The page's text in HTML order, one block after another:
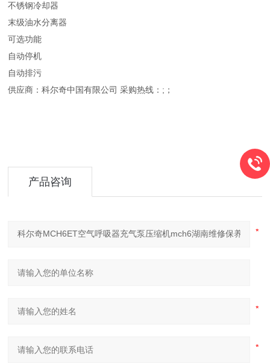
不锈钢冷却器
末级油水分离器
可选功能
自动停机
自动排污
供应商：科尔奇中国有限公司 采购热线：;；
产品咨询